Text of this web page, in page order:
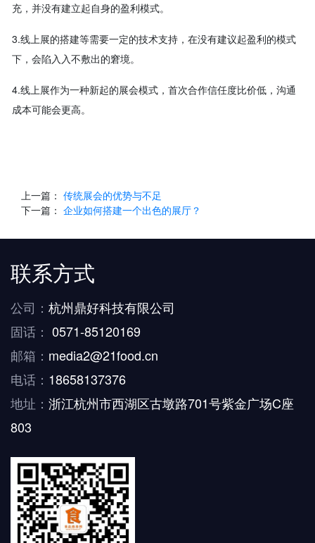
充，并没有建立起自身的盈利模式。
3.线上展的搭建等需要一定的技术支持，在没有建议起盈利的模式
下，会陷入入不敷出的窘境。
4.线上展作为一种新起的展会模式，首次合作信任度比价低，沟通
成本可能会更高。
上一篇： 传统展会的优势与不足
下一篇： 企业如何搭建一个出色的展厅？
联系方式
公司： 杭州鼎好科技有限公司
固话： 0571-85120169
邮箱： media2@21food.cn
电话： 18658137376
地址： 浙江杭州市西湖区古墩路701号紫金广场C座
803